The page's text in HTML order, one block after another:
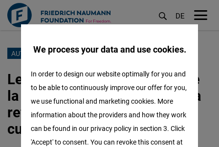
Aller
contenu
principal
DE
AUTONOMISATION DE LA FEMME
Le Maroc au féminin : Code de
la famille entre l’urgence de la
refonte et les résistances
culturelles et sociales
We process your data and use cookies.
In order to design our website optimally for you and
to be able to continuously improve our offer for you,
we use functional and marketing cookies. More
information about the providers and how they work
can be found in our privacy policy in section 3. Click
'Accept' to consent. You can revoke this consent at